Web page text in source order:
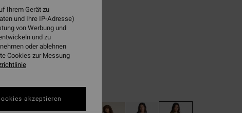
BONUS
55%
RABATT EXTRA 25%
Fresh Squeezed
Ihrem Gerät zu
und Ihre IP-Adresse)
von Werbung und
und zu
oder ablehnen
Cookies zur Messung
akzeptieren